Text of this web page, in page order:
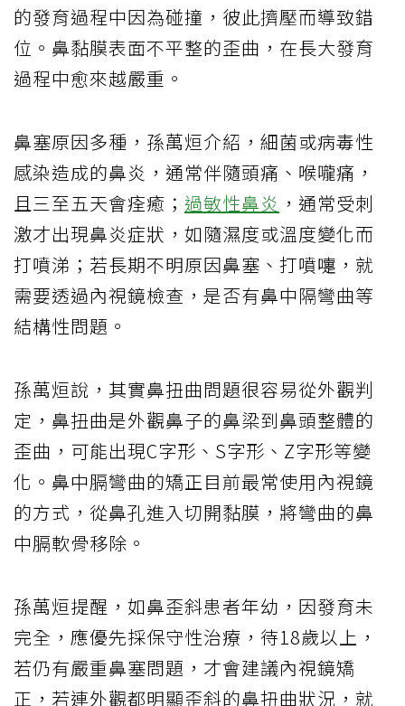
的發育過程中因為碰撞，彼此擠壓而導致錯
位。鼻黏膜表面不平整的歪曲，在長大發育
過程中愈來越嚴重。
鼻塞原因多種，孫萬烜介紹，細菌或病毒性
感染造成的鼻炎，通常伴隨頭痛、喉嚨痛，
且三至五天會痊癒； 過敏性鼻炎 ，通常受刺
激才出現鼻炎症狀，如隨濕度或溫度變化而
打噴涕；若長期不明原因鼻塞、打噴嚏，就
需要透過內視鏡檢查，是否有鼻中隔彎曲等
結構性問題。
孫萬烜說，其實鼻扭曲問題很容易從外觀判
定，鼻扭曲是外觀鼻子的鼻梁到鼻頭整體的
歪曲，可能出現C字形、S字形、Z字形等變
化。鼻中膈彎曲的矯正目前最常使用內視鏡
的方式，從鼻孔進入切開黏膜，將彎曲的鼻
中膈軟骨移除。
孫萬烜提醒，如鼻歪斜患者年幼，因發育未
完全，應優先採保守性治療，待18歲以上，
若仍有嚴重鼻塞問題，才會建議內視鏡矯
正，若連外觀都明顯歪斜的鼻扭曲狀況，就